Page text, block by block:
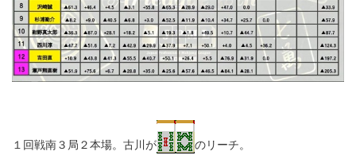
１回戦南３局２本場。古川が のリーチ。